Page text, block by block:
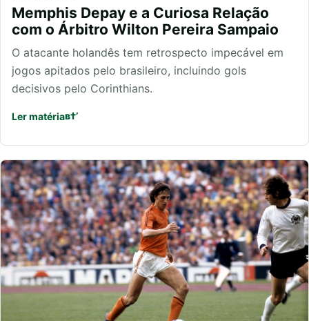
Memphis Depay e a Curiosa Relação
com o Árbitro Wilton Pereira Sampaio
O atacante holandês tem retrospecto impecável em
jogos apitados pelo brasileiro, incluindo gols
decisivos pelo Corinthians.
Ler matéria